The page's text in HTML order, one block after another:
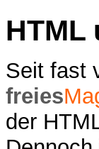
HTML
Seit fast
freies
der